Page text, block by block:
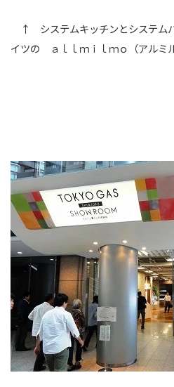
↑ システムキッチンとシステム
イツの ａｌｌｍｉｌｍｏ（アルミ